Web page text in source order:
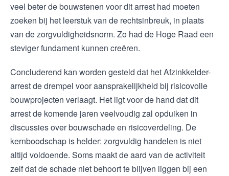
veel beter de bouwstenen voor dit arrest had moeten
zoeken bij het leerstuk van de rechtsinbreuk, in plaats
van de zorgvuldigheidsnorm. Zo had de Hoge Raad een
steviger fundament kunnen creëren.
Concluderend kan worden gesteld dat het Afzinkkelder-
arrest de drempel voor aansprakelijkheid bij risicovolle
bouwprojecten verlaagt. Het ligt voor de hand dat dit
arrest de komende jaren veelvoudig zal opduiken in
discussies over bouwschade en risicoverdeling. De
kernboodschap is helder: zorgvuldig handelen is niet
altijd voldoende. Soms maakt de aard van de activiteit
zelf dat de schade niet behoort te blijven liggen bij een